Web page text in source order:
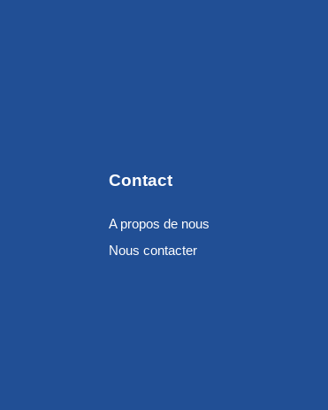
Contact
A propos de nous
Nous contacter